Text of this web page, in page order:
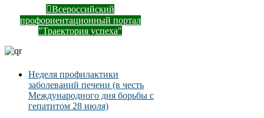
Всероссийский
профориентационный портал
"Траектория успеха"
Неделя профилактики
заболеваний печени (в честь
Международного дня борьбы с
гепатитом 28 июля)